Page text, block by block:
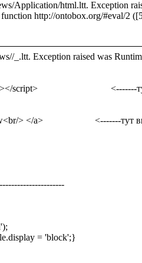
http://ontobox.org/#eval/2
_.ltt. Exception raised was
script>                               <-------
= 'block';}